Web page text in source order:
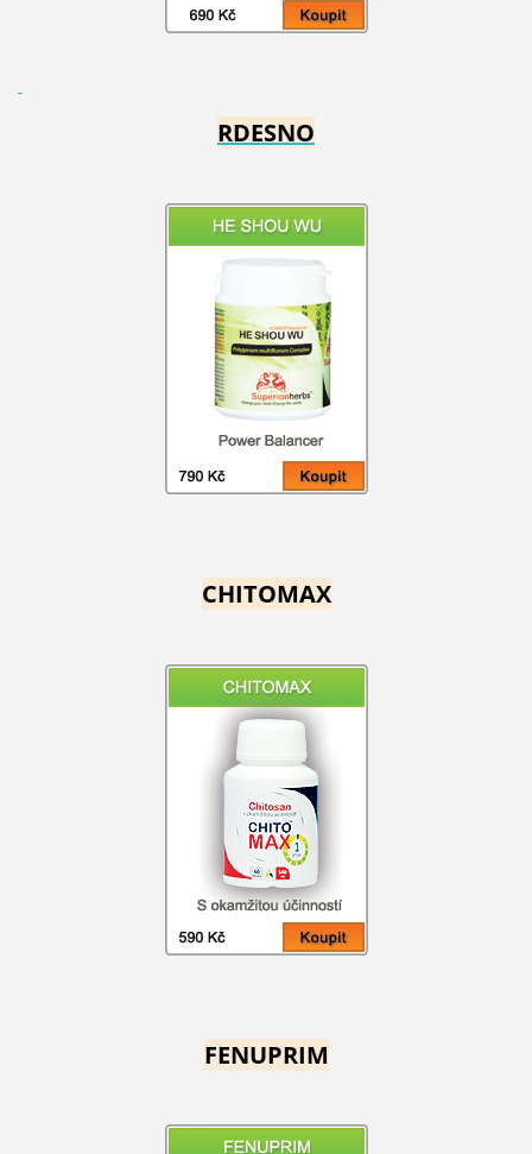
RDESNO
CHITOMAX
FENUPRIM